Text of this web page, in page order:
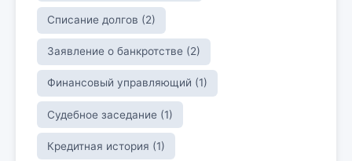
Списание долгов (2)
Заявление о банкротстве (2)
Финансовый управляющий (1)
Судебное заседание (1)
Кредитная история (1)